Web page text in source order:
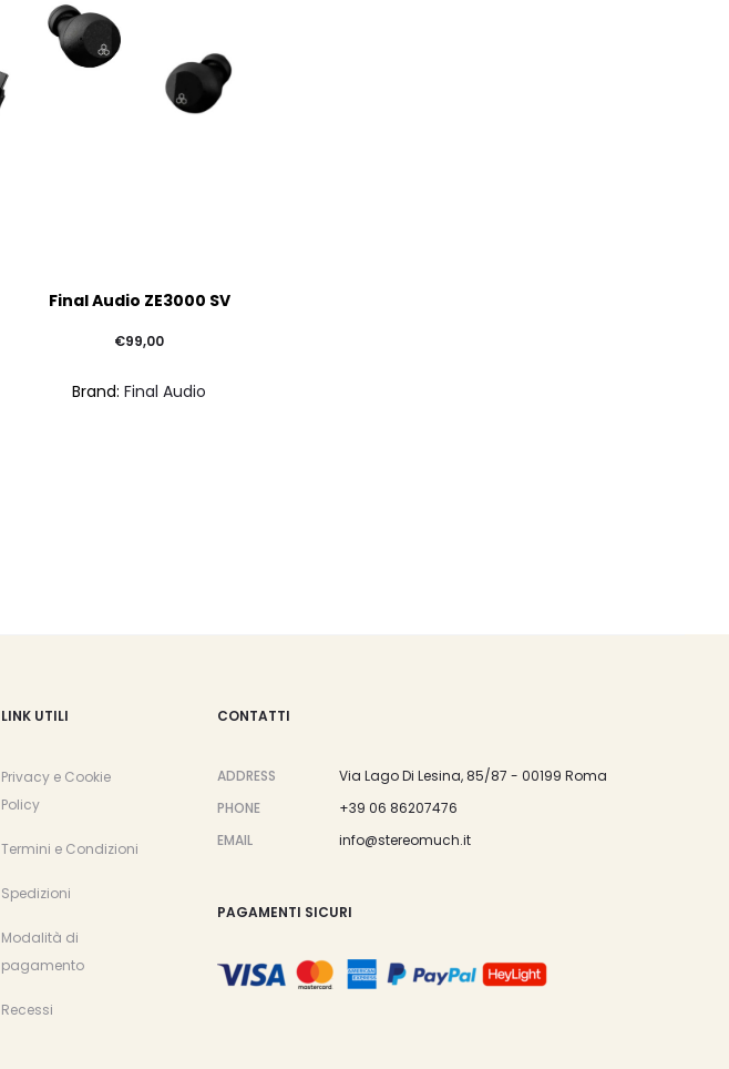
prodottoFinal Audio ZE3000 SV
€99,00
Brand:Final Audio
LINK UTILI
Privacy e Cookie
Policy
Termini e Condizioni
Spedizioni
Modalità di
pagamento
Recessi
CONTATTI
ADDRESS
Via Lago Di Lesina, 85/87 - 00199 Roma
PHONE
+39 06 86207476
EMAIL
info@stereomuch.it
PAGAMENTI SICURI